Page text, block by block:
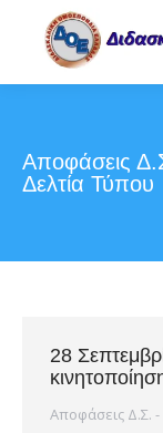
Αποφάσεις
Δελτία Τύπου
28
Αποφάσεις Δ.Σ.